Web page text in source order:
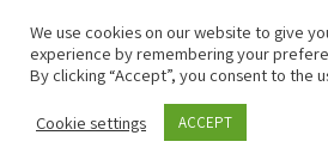
Association Puzzle - Proudly
Theme by Grace
We use cookies on our website to give
experience by remembering your
By clicking “Accept”, you consent to the
Cookie settings ACCEPT